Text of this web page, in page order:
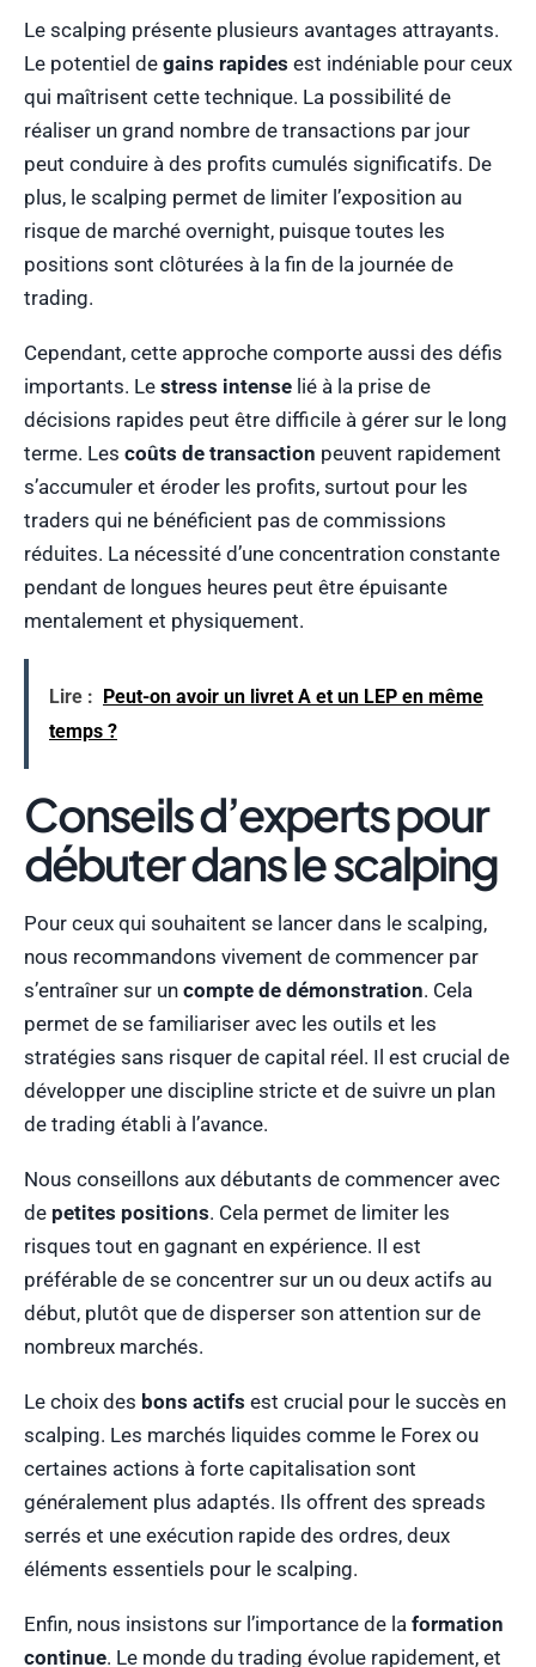
Le scalping présente plusieurs avantages attrayants.
Le potentiel de gains rapides est indéniable pour ceux
qui maîtrisent cette technique. La possibilité de
réaliser un grand nombre de transactions par jour
peut conduire à des profits cumulés significatifs. De
plus, le scalping permet de limiter l’exposition au
risque de marché overnight, puisque toutes les
positions sont clôturées à la fin de la journée de
trading.
Cependant, cette approche comporte aussi des défis
importants. Le stress intense lié à la prise de
décisions rapides peut être difficile à gérer sur le long
terme. Les coûts de transaction peuvent rapidement
s’accumuler et éroder les profits, surtout pour les
traders qui ne bénéficient pas de commissions
réduites. La nécessité d’une concentration constante
pendant de longues heures peut être épuisante
mentalement et physiquement.
Lire : Peut-on avoir un livret A et un LEP en même
temps ?
Conseils d’experts pour
débuter dans le scalping
Pour ceux qui souhaitent se lancer dans le scalping,
nous recommandons vivement de commencer par
s’entraîner sur un compte de démonstration. Cela
permet de se familiariser avec les outils et les
stratégies sans risquer de capital réel. Il est crucial de
développer une discipline stricte et de suivre un plan
de trading établi à l’avance.
Nous conseillons aux débutants de commencer avec
de petites positions. Cela permet de limiter les
risques tout en gagnant en expérience. Il est
préférable de se concentrer sur un ou deux actifs au
début, plutôt que de disperser son attention sur de
nombreux marchés.
Le choix des bons actifs est crucial pour le succès en
scalping. Les marchés liquides comme le Forex ou
certaines actions à forte capitalisation sont
généralement plus adaptés. Ils offrent des spreads
serrés et une exécution rapide des ordres, deux
éléments essentiels pour le scalping.
Enfin, nous insistons sur l’importance de la formation
continue. Le monde du trading évolue rapidement, et